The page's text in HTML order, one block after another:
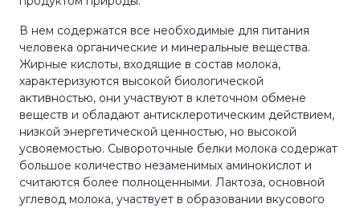
В нем содержатся все необходимые для питания
человека органические и минеральные вещества.
Жирные кислоты, входящие в состав молока,
характеризуются высокой биологической
активностью, они участвуют в клеточном обмене
веществ и обладают антисклеротическим действием,
низкой энергетической ценностью, но высокой
усвояемостью. Сывороточные белки молока содержат
большое количество незаменимых аминокислот и
считаются более полноценными. Лактоза, основной
углевод молока, участвует в образовании вкусового